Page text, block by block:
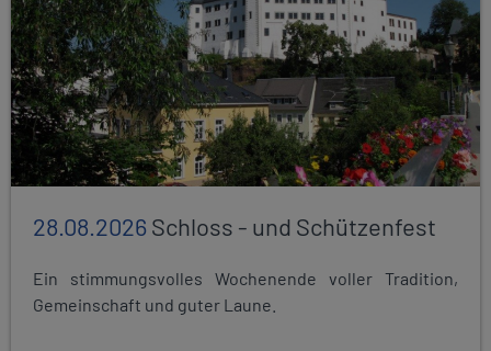
28.08.2026Schloss - und Schützenfest
Ein stimmungsvolles Wochenende voller Tradition,
Gemeinschaft und guter Laune.